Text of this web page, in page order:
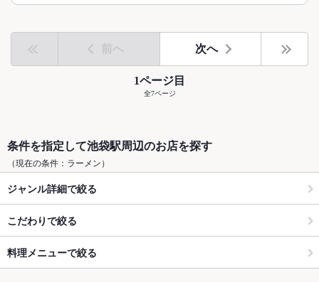
前へ 次へ
1ページ目
全7ページ
条件を指定して池袋駅周辺のお店を探す
（現在の条件：ラーメン）
ジャンル詳細で絞る
こだわりで絞る
料理メニューで絞る